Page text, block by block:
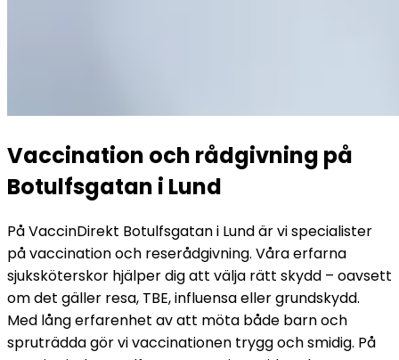
Vaccination och rådgivning på
Botulfsgatan i Lund
På VaccinDirekt Botulfsgatan i Lund är vi specialister
på vaccination och reserådgivning. Våra erfarna
sjuksköterskor hjälper dig att välja rätt skydd – oavsett
om det gäller resa, TBE, influensa eller grundskydd.
Med lång erfarenhet av att möta både barn och
spruträdda gör vi vaccinationen trygg och smidig. På